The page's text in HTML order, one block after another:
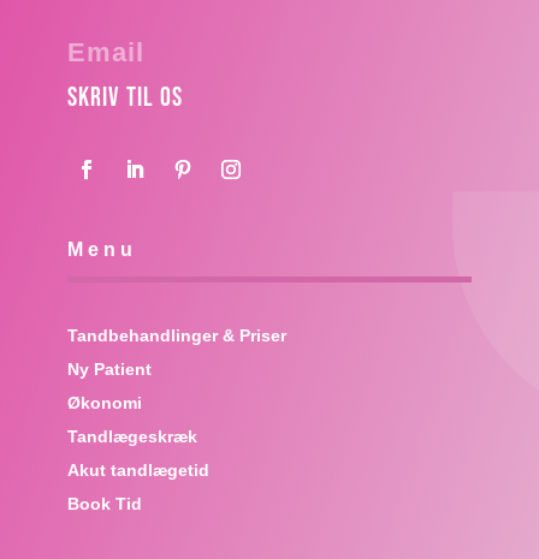
Email
Skriv til os
Menu
Tandbehandlinger & Priser
Ny Patient
Økonomi
Tandlægeskræk
Akut tandlægetid
Book Tid